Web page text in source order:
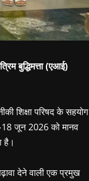
बुद्धिमत्ता (एआई)
शिक्षा परिषद के सहयोग
जून 2026 को मानव
है।
देने वाली एक प्रमुख